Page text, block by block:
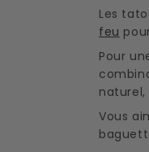
Les
feu
Pour
naturel,
Vous